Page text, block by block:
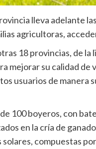
lleva adelante
agricultoras,
18 provincias, de
mejorar su calidad
usuarios de manera
100 boyeros, con
en la cría de
compuestas